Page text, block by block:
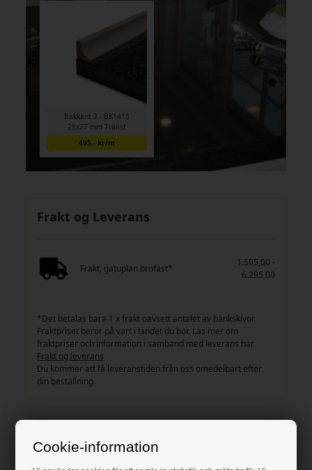
Cookie-information
Bakkant 2 - BK1415
25x27 mm Trälist
495,- kr/m
Frakt og Leverans
Frakt, gatuplan brofast*
1.595,00 -
6.295,00
*Det betalas bara 1 x frakt oavsett antalet av bänkskivor.
Fraktpriset beror på vart i landet du bor. Läs mer om
fraktpriser och information i samband med leverans här
Frakt og leverans
Du kommer att få leveranstiden från oss omedelbart efter
din beställning.